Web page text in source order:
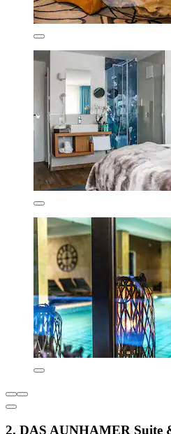
2. DAS AUNHAMER Suite